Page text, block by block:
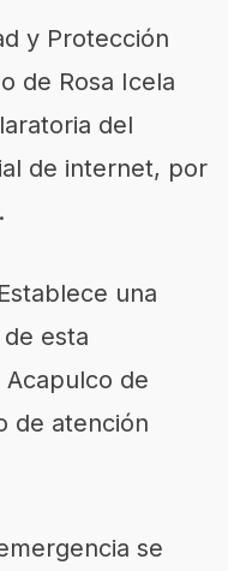
y Protección
de Rosa Icela
del
de internet, por
una
esta
de
de atención
se